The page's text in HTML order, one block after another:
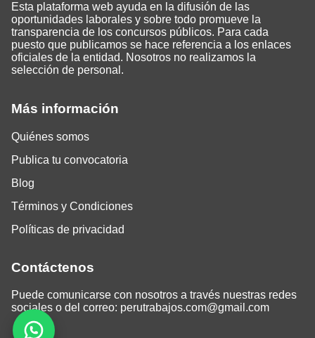
Más información
Quiénes somos
Publica tu convocatoria
Blog
Términos y Condiciones
Políticas de privacidad
Contáctenos
Puede comunicarse con nosotros a través nuestras redes
sociales o del correo: perutrabajos.com@gmail.com
Esta plataforma web ayuda en la difusión de las
oportunidades laborales y sobre todo promueve la
transparencia de los concursos públicos. Para cada
puesto que publicamos se hace referencia a los enlaces
oficiales de la entidad. Nosotros no realizamos la
selección de personal.